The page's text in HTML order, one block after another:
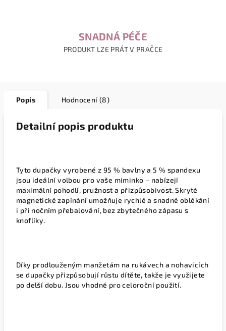
SNADNÁ PÉČE
PRODUKT LZE PRÁT V PRAČCE
Popis Hodnocení (8)
Detailní popis produktu
Tyto dupačky vyrobené z 95 % bavlny a 5 % spandexu
jsou ideální volbou pro vaše miminko – nabízejí
maximální pohodlí, pružnost a přizpůsobivost. Skryté
magnetické zapínání umožňuje rychlé a snadné oblékání
i při nočním přebalování, bez zbytečného zápasu s
knoflíky.
Díky prodlouženým manžetám na rukávech a nohavicích
se dupačky přizpůsobují růstu dítěte, takže je využijete
po delší dobu. Jsou vhodné pro celoroční použití.